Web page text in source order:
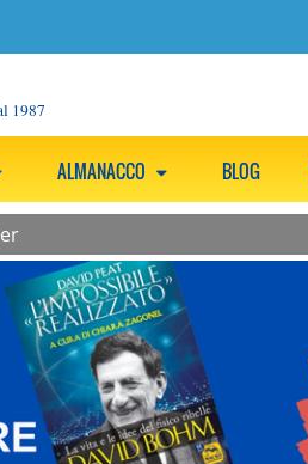
1987
ALMANACCO BLOG